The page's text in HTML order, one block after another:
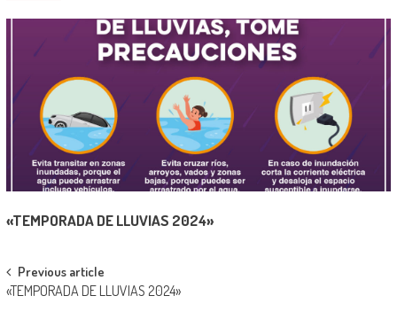
«TEMPORADA DE LLUVIAS 2024»
Post
navigation
Previous article
«TEMPORADA DE LLUVIAS 2024»